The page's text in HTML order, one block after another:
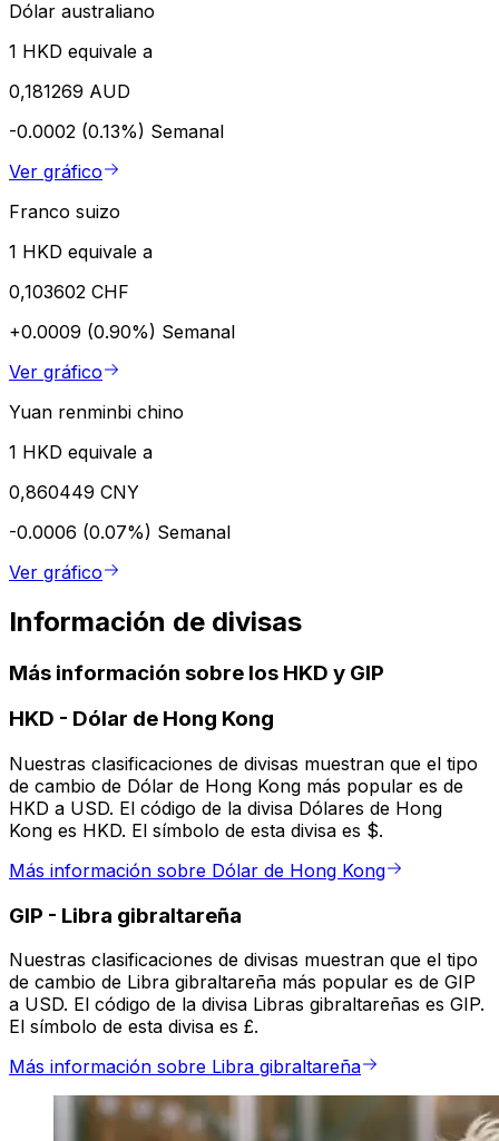
Dólar australiano
1 HKD equivale a
0,181269 AUD
-0.0002 (0.13%) Semanal
Ver gráfico
Franco suizo
1 HKD equivale a
0,103602 CHF
+0.0009 (0.90%) Semanal
Ver gráfico
Yuan renminbi chino
1 HKD equivale a
0,860449 CNY
-0.0006 (0.07%) Semanal
Ver gráfico
Información de divisas
Más información sobre los HKD y GIP
HKD - Dólar de Hong Kong
Nuestras clasificaciones de divisas muestran que el tipo
de cambio de Dólar de Hong Kong más popular es de
HKD a USD. El código de la divisa Dólares de Hong
Kong es HKD. El símbolo de esta divisa es $.
Más información sobre Dólar de Hong Kong
GIP - Libra gibraltareña
Nuestras clasificaciones de divisas muestran que el tipo
de cambio de Libra gibraltareña más popular es de GIP
a USD. El código de la divisa Libras gibraltareñas es GIP.
El símbolo de esta divisa es £.
Más información sobre Libra gibraltareña